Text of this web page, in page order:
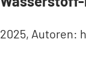
2025, Autoren: